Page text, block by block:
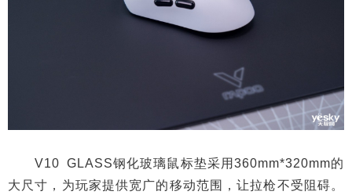
V10 GLASS钢化玻璃鼠标垫采用360mm*320mm的
大尺寸，为玩家提供宽广的移动范围，让拉枪不受阻碍。